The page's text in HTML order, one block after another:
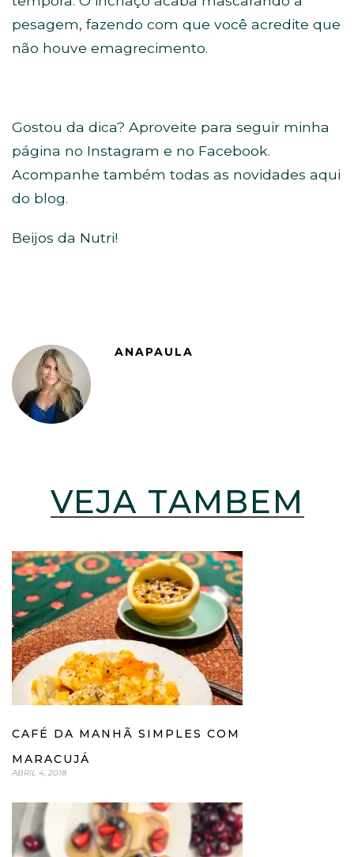
pesagem, fazendo com que você acredite que
não houve emagrecimento.
Gostou da dica? Aproveite para seguir minha
página no Instagram e no Facebook.
Acompanhe também todas as novidades aqui
do blog.
Beijos da Nutri!
ANAPAULA
VEJA TAMBÉM
CAFÉ DA MANHÃ SIMPLES COM
MARACUJÁ
ABRIL 4, 2018